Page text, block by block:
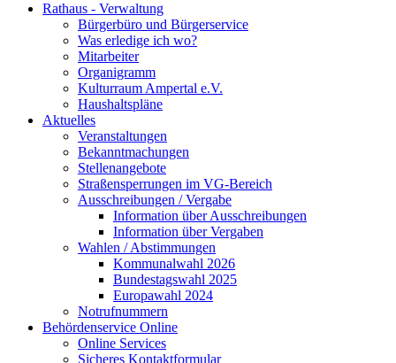
Rathaus - Verwaltung
Bürgerbüro und Bürgerservice
Was erledige ich wo?
Mitarbeiter
Organigramm
Kulturraum Ampertal e.V.
Haushaltspläne
Aktuelles
Veranstaltungen
Bekanntmachungen
Stellenangebote
Straßensperrungen im VG-Bereich
Ausschreibungen / Vergabe
Information über Ausschreibungen
Information über Vergaben
Wahlen / Abstimmungen
Kommunalwahl 2026
Bundestagswahl 2025
Europawahl 2024
Notrufnummern
Behördenservice Online
Online Services
Sicheres Kontaktformular